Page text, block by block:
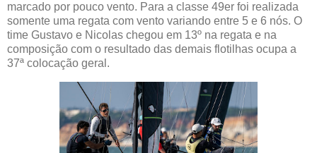
marcado por pouco vento. Para a classe 49er foi realizada
somente uma regata com vento variando entre 5 e 6 nós. O
time Gustavo e Nicolas chegou em 13º na regata e na
composição com o resultado das demais flotilhas ocupa a
37ª colocação geral.